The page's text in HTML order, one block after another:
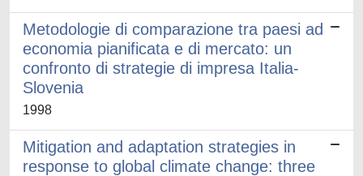
Metodologie di comparazione tra paesi ad
economia pianificata e di mercato: un
confronto di strategie di impresa Italia-
Slovenia
1998
Mitigation and adaptation strategies in
response to global climate change: three